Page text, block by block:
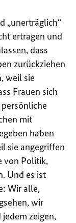
„unerträglich“
ertragen und
dass
zurückziehen
weil sie
Frauen sich
mit
haben
sie angegriffen
von Politik,
Und es ist
Wir alle,
wir
zeigen,